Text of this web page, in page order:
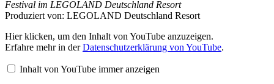
Festival im LEGOLAND Deutschland Resort
Produziert von: LEGOLAND Deutschland Resort
„Gemeinsam
spielen
–
das
erste
Hier klicken, um den Inhalt von YouTube anzuzeigen.
Erfahre mehr in derDatenschutzerklärung von YouTube.
Inhalt von YouTube immer anzeigen